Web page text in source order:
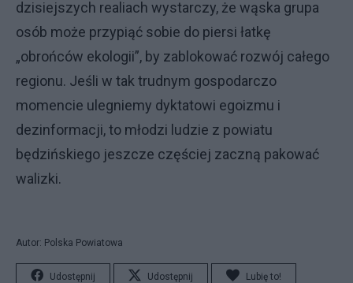
dzisiejszych realiach wystarczy, że wąska grupa
osób może przypiąć sobie do piersi łatkę
„obrońców ekologii”, by zablokować rozwój całego
regionu. Jeśli w tak trudnym gospodarczo
momencie ulegniemy dyktatowi egoizmu i
dezinformacji, to młodzi ludzie z powiatu
będzińskiego jeszcze częściej zaczną pakować
walizki.
Autor: Polska Powiatowa
Udostępnij Udostępnij Lubię to!